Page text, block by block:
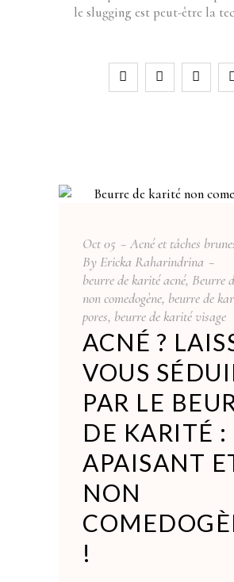
le slugging est peut-être la
Oct05
Acné et tâches
By Ericka Raharindrina
beurre de karité acné, Beurre
non comedogène, beurre de
pores, beurre de karité visage
ACNÉ ?
VOUS
PAR LE
DE KARITÉ :
APAISANT
NON
!